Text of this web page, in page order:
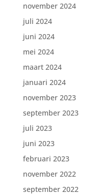
november 2024
juli 2024
juni 2024
mei 2024
maart 2024
januari 2024
november 2023
september 2023
juli 2023
juni 2023
februari 2023
november 2022
september 2022